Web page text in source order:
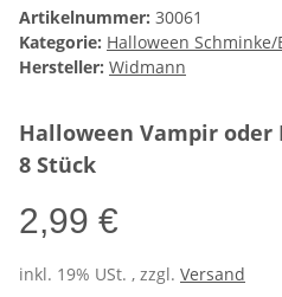
Artikelnummer: 30061
Kategorie: Halloween
Hersteller: Widmann
Halloween Vampir
8 Stück
2,99 €
inkl. 19% USt. , zzgl. Versand